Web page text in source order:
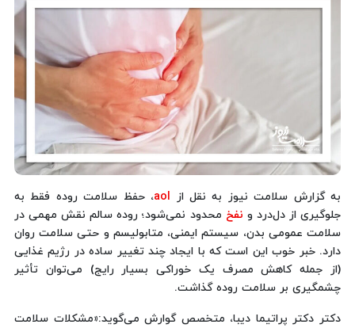
به گزارش سلامت نیوز به نقل از aol، حفظ سلامت روده فقط به
جلوگیری از دل‌درد و نفخ محدود نمی‌شود؛ روده سالم نقش مهمی در
سلامت عمومی بدن، سیستم ایمنی، متابولیسم و حتی سلامت روان
دارد. خبر خوب این است که با ایجاد چند تغییر ساده در رژیم غذایی
(از جمله کاهش مصرف یک خوراکی بسیار رایج) می‌توان تأثیر
چشمگیری بر سلامت روده گذاشت.
دکتر دکتر پراتیما دیبا، متخصص گوارش می‌گوید:«مشکلات سلامت